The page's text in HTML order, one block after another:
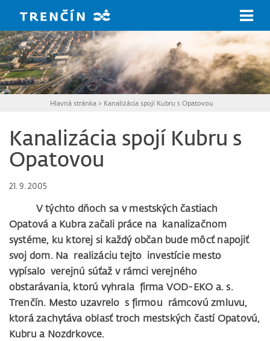
Hlavná stránka > Kanalizácia spojí Kubru s Opatovou
Kanalizácia spojí Kubru s
Opatovou
21. 9. 2005
V týchto dňoch sa v mestských častiach
Opatová a Kubra začali práce na kanalizačnom
systéme, ku ktorej si každý občan bude môcť napojiť
svoj dom. Na realizáciu tejto investície mesto
vypísalo verejnú súťaž v rámci verejného
obstarávania, ktorú vyhrala firma VOD-EKO a. s.
Trenčín. Mesto uzavrelo s firmou rámcovú zmluvu,
ktorá zachytáva oblasť troch mestských častí Opatovú,
Kubru a Nozdrkovce.